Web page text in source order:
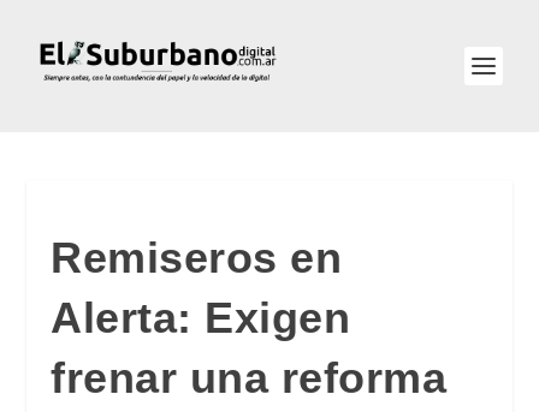
Remiseros en
Alerta: Exigen
frenar una reforma